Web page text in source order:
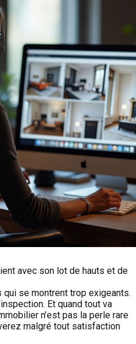
avec son lot de hauts et de
se montrent trop exigeants.
Et quand tout va
n’est pas la perle rare
malgré tout satisfaction